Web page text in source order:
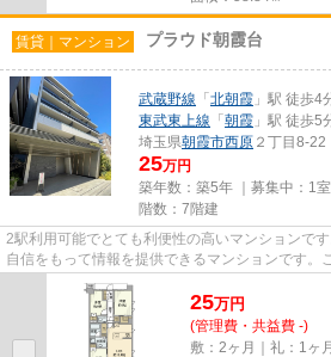
賃貸｜マンション プラウド朝霞台
武蔵野線 「 北朝霞 」駅 徒歩4
東武東上線 「 朝霞 」駅 徒歩5
埼玉県朝霞市西原 ２丁目8-22
25万円
築年数：築5年 ｜募集中： 1室
階数：7階建
2駅利用可能でとても利便性の高いマンションで
自信をもって情報を提供できるマンションです。
です。朝霞市エリアと北朝霞付...
25万円
(管理費・共益費 -)
敷：2ヶ月｜礼：1ヶ月